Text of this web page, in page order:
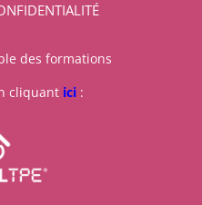
des formations
cliquant ici :